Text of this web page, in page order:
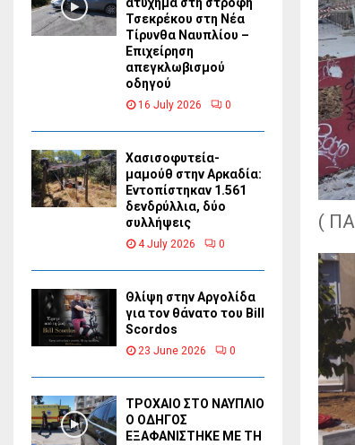
(
ατύχημα στη στροφή
Τσεκρέκου στη Νέα
Τίρυνθα Ναυπλίου –
Επιχείρηση
απεγκλωβισμού
οδηγού
16 July 2026 0
Χασισοφυτεία-
μαμούθ στην Αρκαδία:
Εντοπίστηκαν 1.561
δενδρύλλια, δύο
συλλήψεις
4 July 2026 0
Θλίψη στην Αργολίδα
για τον θάνατο του Bill
Scordos
23 June 2026 0
ΤΡΟΧΑΙΟ ΣΤΟ ΝΑΥΠΛΙΟ
Ο ΟΔΗΓΟΣ
ΕΞΑΦΑΝΙΣΤΗΚΕ ΜΕ ΤΗ